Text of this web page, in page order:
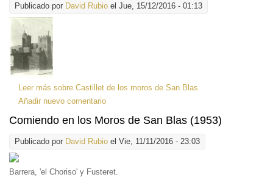
Publicado por David Rubio el Jue, 15/12/2016 - 01:13
Leer más sobre Castillet de los moros de San Blas
Añadir nuevo comentario
Comiendo en los Moros de San Blas (1953)
Publicado por David Rubio el Vie, 11/11/2016 - 23:03
Barrera, 'el Choriso' y Fusteret.